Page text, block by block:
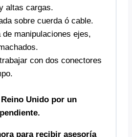
altas cargas.
sobre cuerda ó cable.
de manipulaciones ejes,
con dos conectores
Unido por un
para recibir asesoría